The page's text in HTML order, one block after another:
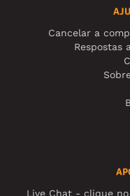
Cancelar a
Respostas
Live Chat - clique